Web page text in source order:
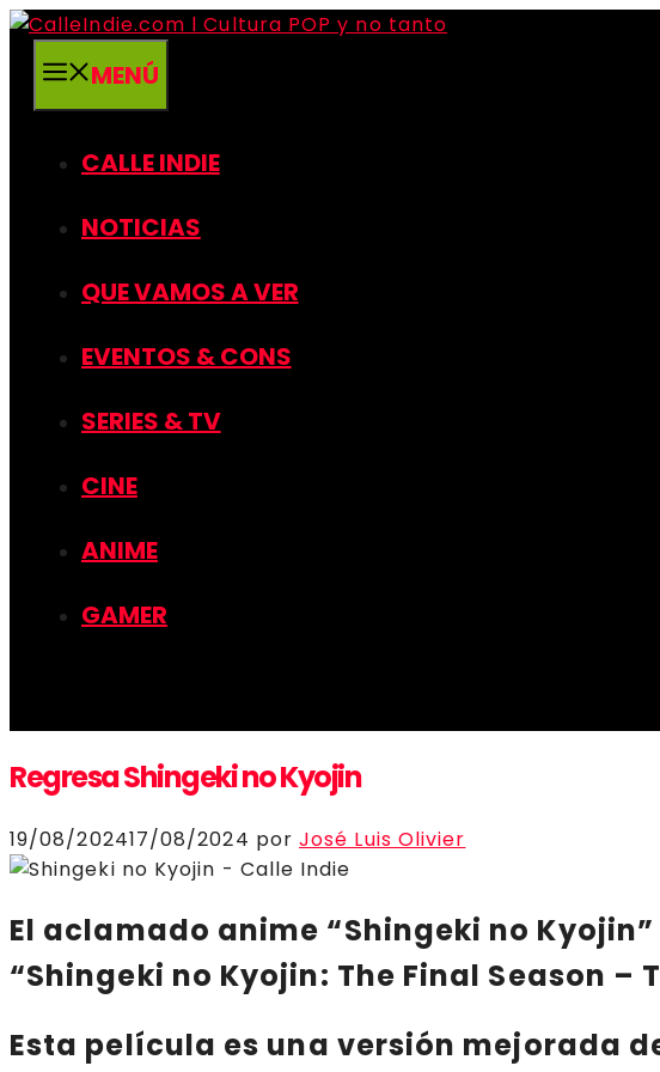
Saltar
contenidoMENÚ
CALLE INDIE
NOTICIAS
QUE VAMOS A VER
EVENTOS & CONS
SERIES & TV
CINE
ANIME
GAMER
Regresa Shingeki no Kyojin
19/08/202417/08/2024 porJosé Luis Olivier
El aclamado anime “Shingeki no Kyojin”
“Shingeki no Kyojin: The Final Season –
Esta película es una versión mejorada